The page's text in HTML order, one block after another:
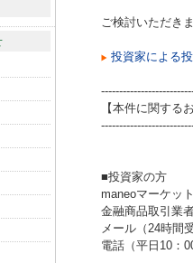
ご検討いただき
投資家による
【本件に関する
■投資家の方
maneoマーケッ
金融商品取引業
メール（24時間
電話（平日10：